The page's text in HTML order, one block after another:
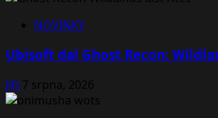
NOVINKY
Ubisoft dal Ghost Recon:
Jiří7 srpna, 2026